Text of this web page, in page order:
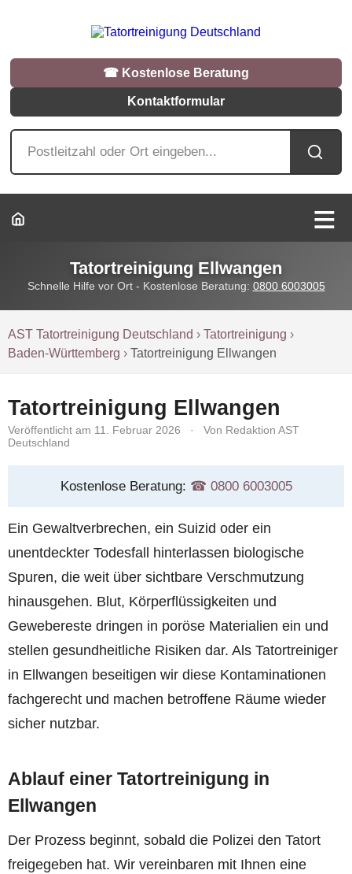
☎︎ Kostenlose Beratung
Kontaktformular
Tatortreinigung Ellwangen
Schnelle Hilfe vor Ort - Kostenlose Beratung: 0800 6003005
AST Tatortreinigung Deutschland ›Tatortreinigung ›
Baden-Württemberg ›Tatortreinigung Ellwangen
Tatortreinigung Ellwangen
Veröffentlicht am 11. Februar 2026 ·
Von Redaktion AST
Deutschland
Kostenlose Beratung: ☎︎ 0800 6003005
Ein Gewaltverbrechen, ein Suizid oder ein
unentdeckter Todesfall hinterlassen biologische
Spuren, die weit über sichtbare Verschmutzung
hinausgehen. Blut, Körperflüssigkeiten und
Gewebereste dringen in poröse Materialien ein und
stellen gesundheitliche Risiken dar. Als Tatortreiniger
in Ellwangen beseitigen wir diese Kontaminationen
fachgerecht und machen betroffene Räume wieder
sicher nutzbar.
Ablauf einer Tatortreinigung in
Ellwangen
Der Prozess beginnt, sobald die Polizei den Tatort
freigegeben hat. Wir vereinbaren mit Ihnen eine